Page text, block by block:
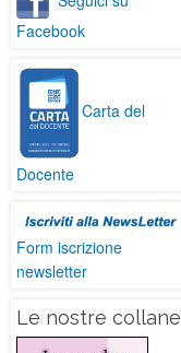
Facebook
Carta del
Docente
Form iscrizione
newsletter
Le nostre collane